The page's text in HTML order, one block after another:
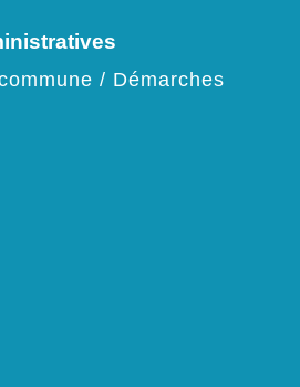
/ Démarches